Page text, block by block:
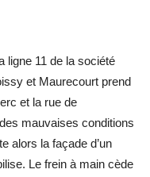
ligne 11 de la société
et Maurecourt prend
et la rue de
mauvaises conditions
alors la façade d’un
Le frein à main cède